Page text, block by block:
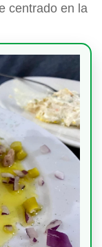
centrado en la